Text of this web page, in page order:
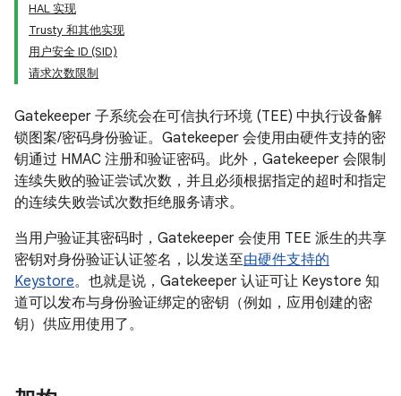
HAL 实现
Trusty 和其他实现
用户安全 ID (SID)
请求次数限制
Gatekeeper 子系统会在可信执行环境 (TEE) 中执行设备解
锁图案/密码身份验证。Gatekeeper 会使用由硬件支持的密
钥通过 HMAC 注册和验证密码。此外，Gatekeeper 会限制
连续失败的验证尝试次数，并且必须根据指定的超时和指定
的连续失败尝试次数拒绝服务请求。
当用户验证其密码时，Gatekeeper 会使用 TEE 派生的共享
密钥对身份验证认证签名，以发送至由硬件支持的
Keystore。也就是说，Gatekeeper 认证可让 Keystore 知
道可以发布与身份验证绑定的密钥（例如，应用创建的密
钥）供应用使用了。